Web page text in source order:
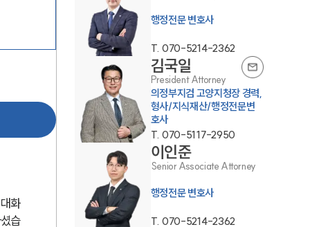
그룹소개
그룹소개
대륜의 강점
오시는 길
글로벌 파트너 로펌
고객의 소리
화
습
행정전문 변호사
T. 070-5214-2362
김국일
President Attorney
의정부지검 고양지청장 경력,
형사/지식재산/행정전문변
호사
T. 070-5117-2950
이인준
Senior Associate Attorney
행정전문 변호사
T. 070-5214-2362